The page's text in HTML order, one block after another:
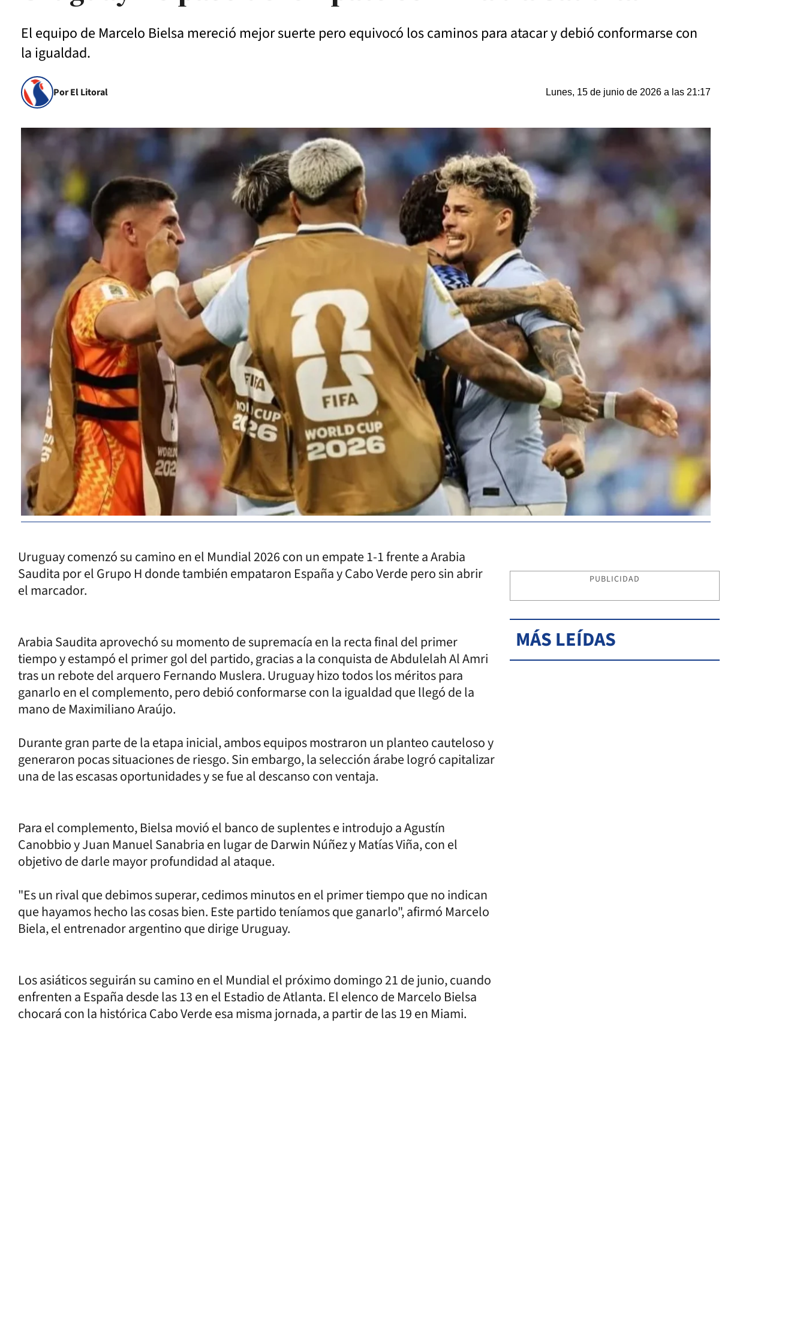
El equipo de Marcelo Bielsa mereció mejor suerte pero equivocó los caminos para atacar y debió conformarse con
la igualdad.
Por El Litoral Lunes, 15 de junio de 2026 a las 21:17
Uruguay comenzó su camino en el Mundial 2026 con un empate 1-1 frente a Arabia
Saudita por el Grupo H donde también empataron España y Cabo Verde pero sin abrir
el marcador.
Arabia Saudita aprovechó su momento de supremacía en la recta final del primer
tiempo y estampó el primer gol del partido, gracias a la conquista de Abdulelah Al Amri
tras un rebote del arquero Fernando Muslera. Uruguay hizo todos los méritos para
ganarlo en el complemento, pero debió conformarse con la igualdad que llegó de la
mano de Maximiliano Araújo.
Durante gran parte de la etapa inicial, ambos equipos mostraron un planteo cauteloso y
generaron pocas situaciones de riesgo. Sin embargo, la selección árabe logró capitalizar
una de las escasas oportunidades y se fue al descanso con ventaja.
Para el complemento, Bielsa movió el banco de suplentes e introdujo a Agustín
Canobbio y Juan Manuel Sanabria en lugar de Darwin Núñez y Matías Viña, con el
objetivo de darle mayor profundidad al ataque.
"Es un rival que debimos superar, cedimos minutos en el primer tiempo que no indican
que hayamos hecho las cosas bien. Este partido teníamos que ganarlo", afirmó Marcelo
Biela, el entrenador argentino que dirige Uruguay.
Los asiáticos seguirán su camino en el Mundial el próximo domingo 21 de junio, cuando
enfrenten a España desde las 13 en el Estadio de Atlanta. El elenco de Marcelo Bielsa
chocará con la histórica Cabo Verde esa misma jornada, a partir de las 19 en Miami.
PUBLICIDAD
MÁS LEÍDAS